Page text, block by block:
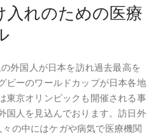
入れのための医療
外国人が日本を訪れ過去最高を
ビーのワールドカップが日本各地
東京オリンピックも開催される事
国人を見込んでおります。訪日外
の中にはケガや病気で医療機関